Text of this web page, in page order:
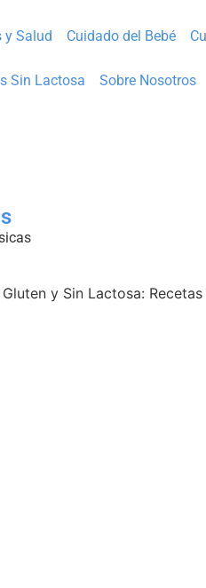
y Salud Cuidado del Bebé
Sin Lactosa Sobre Nosotros